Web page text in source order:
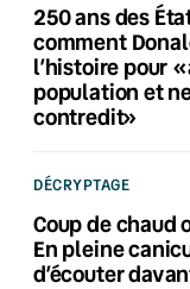
250 ans des
comment
l’histoire pour
population et
contredit»
DÉCRYPTAGE
Coup de chaud
En pleine
d’écouter